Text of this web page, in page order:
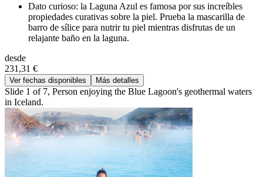
Dato curioso: la Laguna Azul es famosa por sus increíbles
propiedades curativas sobre la piel. Prueba la mascarilla de
barro de sílice para nutrir tu piel mientras disfrutas de un
relajante baño en la laguna.
desde
231,31 €
Ver fechas disponibles Más detalles
Slide 1 of 7, Person enjoying the Blue Lagoon's geothermal waters
in Iceland.